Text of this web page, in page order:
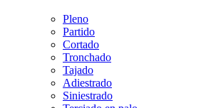
Pleno
Partido
Cortado
Tronchado
Tajado
Adiestrado
Siniestrado